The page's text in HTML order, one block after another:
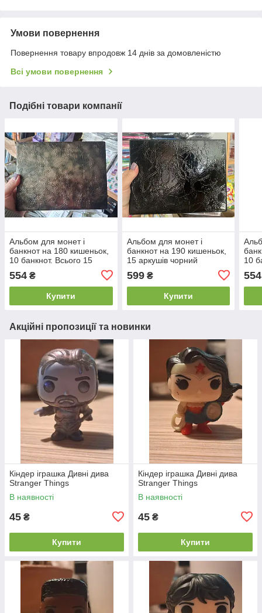
Умови повернення
Повернення товару впродовж 14 днів за домовленістю
Всі умови повернення
Подібні товари компанії
Альбом для монет і
банкнот на 180 кишеньок,
10 банкнот. Всього 15
554 ₴
Купити
Альбом для монет і
банкнот на 190 кишеньок,
15 аркушів чорний
599₴
Купити
10
554
Акційні пропозиції та новинки
Кіндер іграшка Дивні дива
Stranger Things
В наявності
45 ₴
Купити
Кіндер іграшка Дивні дива
Stranger Things
В наявності
45 ₴
Купити